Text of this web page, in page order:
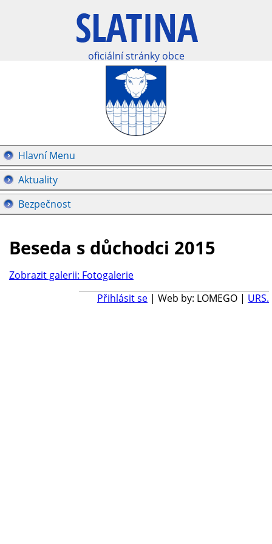
oficiální stránky obce
Hlavní Menu
Aktuality
Bezpečnost
Beseda s důchodci 2015
Zobrazit galerii: Fotogalerie
Přihlásit se | Web by: LOMEGO | URS.